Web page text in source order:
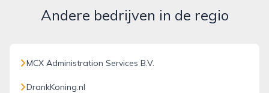
Andere bedrijven in de regio
MCX Administration Services B.V.
DrankKoning.nl